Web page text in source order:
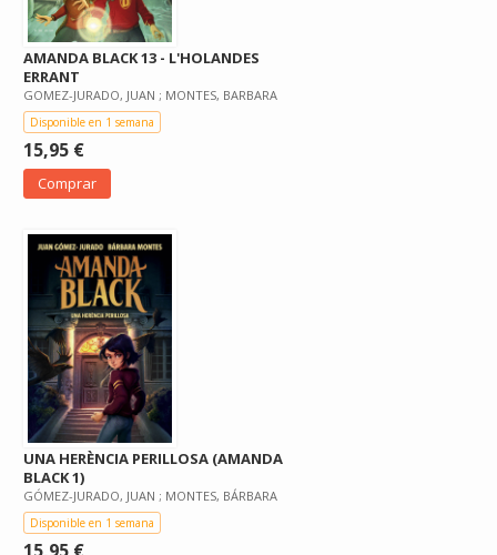
AMANDA BLACK 13 - L'HOLANDES
ERRANT
GOMEZ-JURADO, JUAN ; MONTES, BARBARA
Disponible en 1 semana
15,95 €
Comprar
UNA HERÈNCIA PERILLOSA (AMANDA
BLACK 1)
GÓMEZ-JURADO, JUAN ; MONTES, BÁRBARA
Disponible en 1 semana